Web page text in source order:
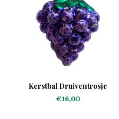
Kerstbal Druiventrosje
€16,00